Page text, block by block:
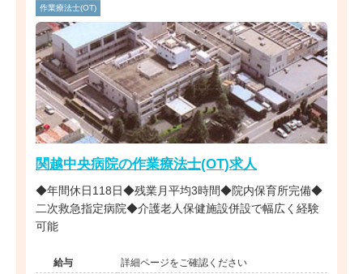
作業療法士(OT)
関越中央病院の作業療法士(OT)求人
◆年間休日118日◆残業月平均3時間◆院内保育所完備◆
二次救急指定病院◆介護老人保健施設併設で幅広く経験
可能
給与
詳細ページをご確認ください